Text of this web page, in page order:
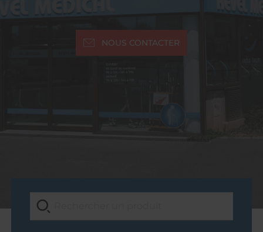
NOUS CONTACTER